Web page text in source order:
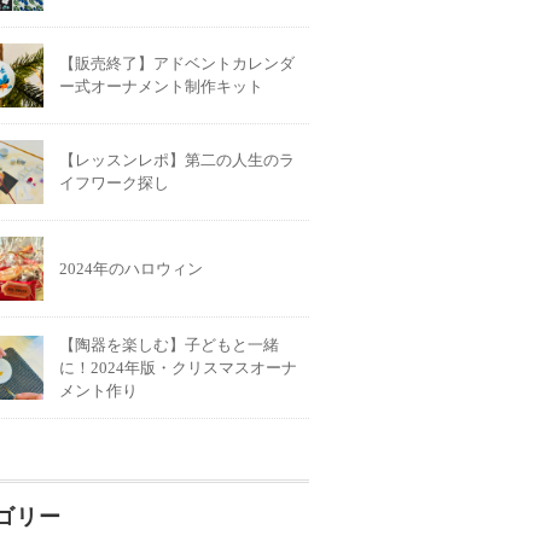
【販売終了】アドベントカレンダ
ー式オーナメント制作キット
【レッスンレポ】第二の人生のラ
イフワーク探し
2024年のハロウィン
【陶器を楽しむ】子どもと一緒
に！2024年版・クリスマスオーナ
メント作り
リー